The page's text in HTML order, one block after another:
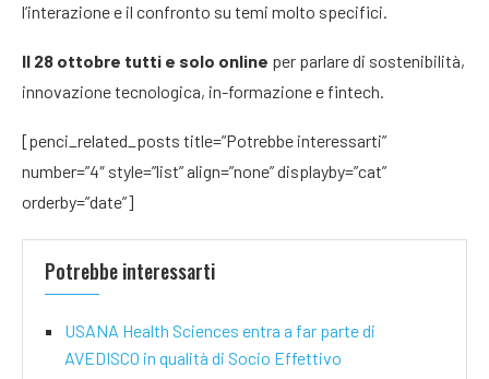
l’interazione e il confronto su temi molto specifici.
Il 28 ottobre tutti e solo online per parlare di sostenibilità,
innovazione tecnologica, in-formazione e fintech.
[penci_related_posts title=”Potrebbe interessarti”
number=”4″ style=”list” align=”none” displayby=”cat”
orderby=”date”]
Potrebbe interessarti
USANA Health Sciences entra a far parte di
AVEDISCO in qualità di Socio Effettivo